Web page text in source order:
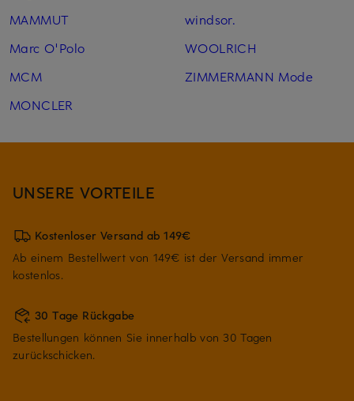
MAMMUT
Marc O'Polo
MCM
MONCLER
windsor.
WOOLRICH
ZIMMERMANN Mode
UNSERE VORTEILE
Kostenloser Versand ab 149€
Ab einem Bestellwert von 149€ ist der Versand immer
kostenlos.
30 Tage Rückgabe
Bestellungen können Sie innerhalb von 30 Tagen
zurückschicken.